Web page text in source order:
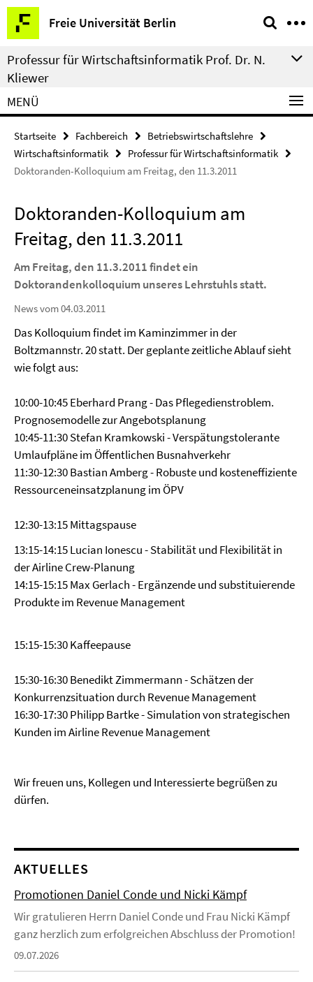
Springe
direkt
zu
Inhalt
Freie Universität Berlin
Service-
Navigation
Professur für Wirtschaftsinformatik Prof. Dr. N.
Kliewer
MENÜ
Startseite Fachbereich
Betriebswirtschaftslehre
Wirtschaftsinformatik
Professur für Wirtschaftsinformatik
Doktoranden-Kolloquium am Freitag, den 11.3.2011
Doktoranden-Kolloquium am
Freitag, den 11.3.2011
Am Freitag, den 11.3.2011 findet ein
Doktorandenkolloquium unseres Lehrstuhls statt.
News vom 04.03.2011
Das Kolloquium findet im Kaminzimmer in der
Boltzmannstr. 20 statt. Der geplante zeitliche Ablauf sieht
wie folgt aus:
10:00-10:45 Eberhard Prang - Das Pflegedienstroblem.
Prognosemodelle zur Angebotsplanung
10:45-11:30 Stefan Kramkowski - Verspätungstolerante
Umlaufpläne im Öffentlichen Busnahverkehr
11:30-12:30 Bastian Amberg - Robuste und kosteneffiziente
Ressourceneinsatzplanung im ÖPV
12:30-13:15 Mittagspause
13:15-14:15 Lucian Ionescu - Stabilität und Flexibilität in
der Airline Crew-Planung
14:15-15:15 Max Gerlach - Ergänzende und substituierende
Produkte im Revenue Management
15:15-15:30 Kaffeepause
15:30-16:30 Benedikt Zimmermann - Schätzen der
Konkurrenzsituation durch Revenue Management
16:30-17:30 Philipp Bartke - Simulation von strategischen
Kunden im Airline Revenue Management
Wir freuen uns, Kollegen und Interessierte begrüßen zu
dürfen.
AKTUELLES
Promotionen Daniel Conde und Nicki Kämpf
Wir gratulieren Herrn Daniel Conde und Frau Nicki Kämpf
ganz herzlich zum erfolgreichen Abschluss der Promotion!
09.07.2026